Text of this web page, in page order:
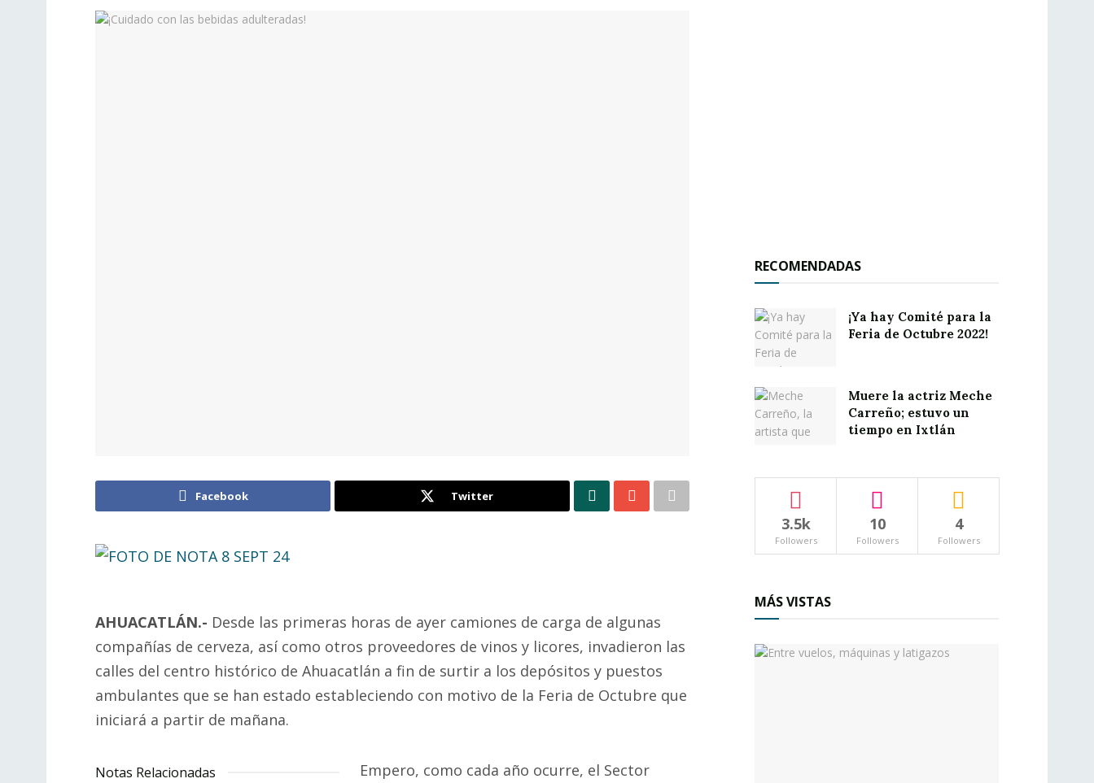
Facebook Twitter
AHUACATLÁN.- Desde las primeras horas de ayer camiones de carga de algunas
compañías de cerveza, así como otros proveedores de vinos y licores, invadieron las
calles del centro histórico de Ahuacatlán a fin de surtir a los depósitos y puestos
ambulantes que se han estado estableciendo con motivo de la Feria de Octubre que
iniciará a partir de mañana.
Notas Relacionadas
Empero, como cada año ocurre, el Sector
RECOMENDADAS
¡Ya hay Comité para la
Feria de Octubre 2022!
Muere la actriz Meche
Carreño; estuvo un
tiempo en Ixtlán
3.5k
Followers
10
Followers
4
Followers
MÁS VISTAS